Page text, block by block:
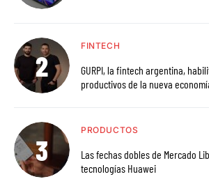
FINTECH
GURPI, la fintech argentina, habilita el acceso a activos
productivos de la nueva
PRODUCTOS
Las fechas dobles de Mercado
tecnologías Huawei